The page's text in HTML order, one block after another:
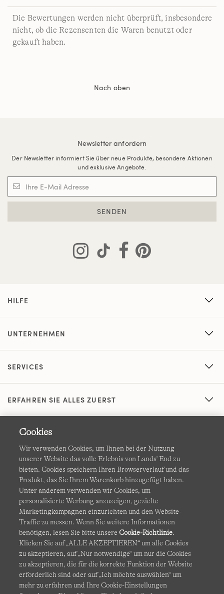
Die Bewertungen werden nicht überprüft, insbesondere
nicht, ob die Rezensenten die Waren benutzt oder
gekauft haben.
Nach oben
Newsletter anfordern
Der Newsletter informiert Sie über neue Produkte, besondere Aktionen
und exklusive Angebote.
SENDEN
HILFE
UNTERNEHMEN
SERVICES
ERFAHREN SIE ALLES ZUERST
AGB Datenschutz & Sicherheit
Cookies Ich möchte auswählen Barrierefreiheit
Site Map Internationale Websites
Diese Website ist durch reCAPTCHA geschützt. Es gelten die
Datenschutzerklärung undNutzungsbedingungenvon
Google.
Cookies
Wir verwenden Cookies, um Ihnen bei der Nutzung
unserer Website das volle Erlebnis von Lands' End zu
bieten. Cookies speichern Ihren Browserverlauf und das
Produkt, das Sie Ihrem Warenkorb hinzugefügt haben.
Unter anderem verwenden wir Cookies, um
personalisierte Werbung anzuzeigen, gezielte
Marketingkampagnen einzurichten und den Website-
Traffic zu messen. Wenn Sie weitere Informationen
benötigen, lesen Sie bitte unsereCookie-Richtlinie.
Klicken Sie auf „ALLE AKZEPTIEREN“ um alle Cookies
zu akzeptieren, auf „Nur notwendige“ um nur die Cookies
zu akzeptieren, die für die korrekte Funktion der Website
erforderlich sind oder auf „Ich möchte auswählen“ um
mehr zu erfahren und Ihre Cookie-Einstellungen